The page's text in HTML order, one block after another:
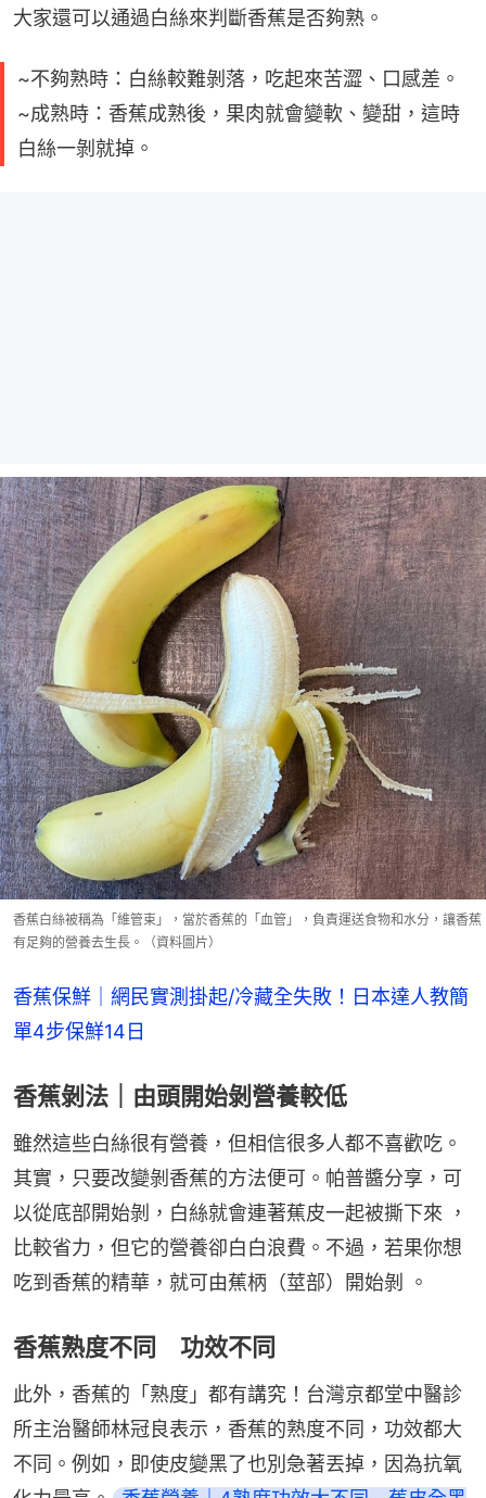
大家還可以通過白絲來判斷香蕉是否夠熟。
~不夠熟時：白絲較難剝落，吃起來苦澀、口感差。
~成熟時：香蕉成熟後，果肉就會變軟、變甜，這時
白絲一剝就掉。
香蕉白絲被稱為「維管束」，當於香蕉的「血管」，負責運送食物和水分，讓香蕉
有足夠的營養去生長。（資料圖片）
香蕉保鮮｜網民實測掛起/冷藏全失敗！日本達人教簡
單4步保鮮14日
香蕉剝法｜由頭開始剝營養較低
雖然這些白絲很有營養，但相信很多人都不喜歡吃。
其實，只要改變剝香蕉的方法便可。帕普醬分享，可
以從底部開始剝，白絲就會連著蕉皮一起被撕下來 ，
比較省力，但它的營養卻白白浪費。不過，若果你想
吃到香蕉的精華，就可由蕉柄（莖部）開始剝 。
香蕉熟度不同 功效不同
此外，香蕉的「熟度」都有講究！台灣京都堂中醫診
所主治醫師林冠良表示，香蕉的熟度不同，功效都大
不同。例如，即使皮變黑了也別急著丟掉，因為抗氧